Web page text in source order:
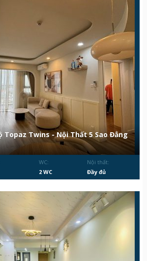
Topaz Twins - Nội Thất 5 Sao Đẳng
WC:
2 WC
Nội thất:
Đầy đủ